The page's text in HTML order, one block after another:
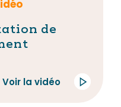
de
Voir la vidéo